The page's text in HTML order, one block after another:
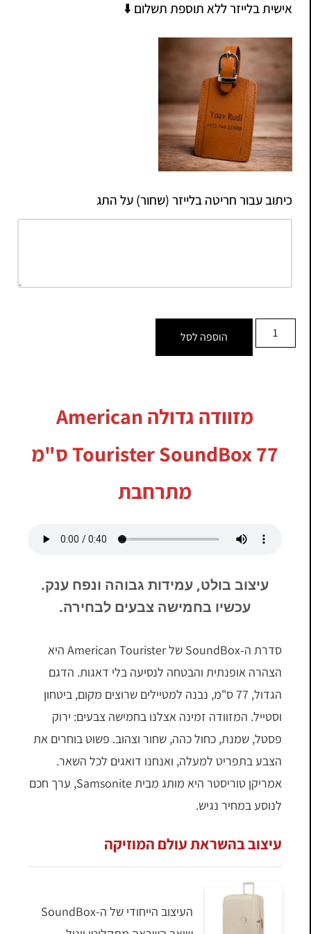
אישית בלייזר ללא תוספת תשלום ⬇️
כיתוב עבור חריטה בלייזר (שחור) על התג
הוספה לסל
מזוודה גדולה American
Tourister SoundBox 77 ס"מ
מתרחבת
עיצוב בולט, עמידות גבוהה ונפח ענק.
עכשיו בחמישה צבעים לבחירה.
סדרת ה-SoundBox של American Tourister היא
הצהרה אופנתית והבטחה לנסיעה בלי דאגות. הדגם
הגדול, 77 ס"מ, נבנה למטיילים שרוצים מקום, ביטחון
וסטייל. המזוודה זמינה אצלנו בחמישה צבעים: ירוק
פסטל, שמנת, כחול כהה, שחור וצהוב. פשוט בוחרים את
הצבע בתפריט למעלה, ואנחנו דואגים לכל השאר.
אמריקן טוריסטר היא מותג מבית Samsonite, ערך חכם
לנוסע במחיר נגיש.
עיצוב בהשראת עולם המוזיקה
העיצוב הייחודי של ה-SoundBox